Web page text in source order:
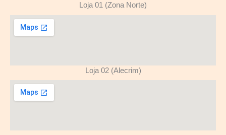
Loja 01 (Zona Norte)
Loja 02 (Alecrim)